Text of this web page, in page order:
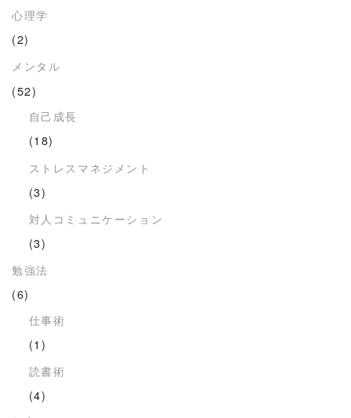
心理学
(2)
メンタル
(52)
自己成長
(18)
ストレスマネジメント
(3)
対人コミュニケーション
(3)
勉強法
(6)
仕事術
(1)
読書術
(4)